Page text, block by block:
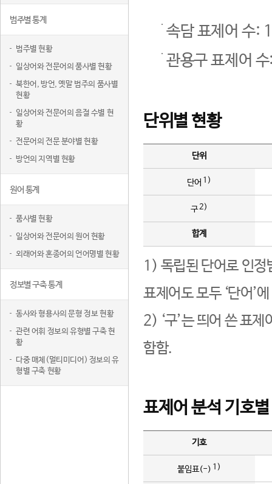
범주별 통계
범주별 현황
일상어와 전문어의 품사별 현황
북한어, 방언, 옛말 범주의 품사별
현황
일상어와 전문어의 음절 수별 현
황
전문어의 전문 분야별 현황
방언의 지역별 현황
원어 통계
품사별 현황
일상어와 전문어의 원어 현황
외래어와 혼종어의 언어명별 현황
정보별 구축 통계
동사와 형용사의 문형 정보 현황
관련 어휘 정보의 유형별 구축 현
황
다중 매체(멀티미디어) 정보의 유
형별 구축 현황
속담 표제어 수:
관용구 표제어
단위별 현황
단위
단어 1)
구2)
합계
1) 독립된 단어로 인정
표제어도 모두 ‘단어’
2) ‘구’는 띄어 쓴 표
함함.
표제어 분석 기호
기호
붙임표(-) 1)